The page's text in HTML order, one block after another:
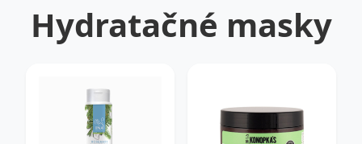
Hydratačné masky